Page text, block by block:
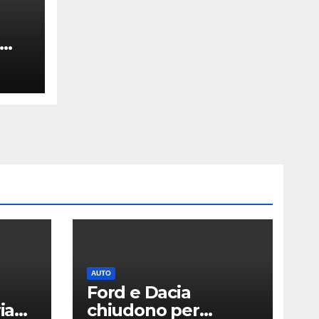
e
AUTO
Ford e Dacia
chiudono per